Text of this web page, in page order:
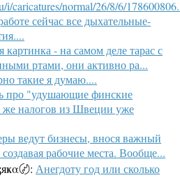
i/caricatures/normal/26/8/6/
сейчас все дыхательные-
картинка - на самом деле тарас с
ртами, они активно ра...
такие я думаю....
про "удушающие финские
же налогов из Швеции уже
ведут бизнесы, внося важный
рабочие места. Вообще...
〄: Анегдоту год или сколько